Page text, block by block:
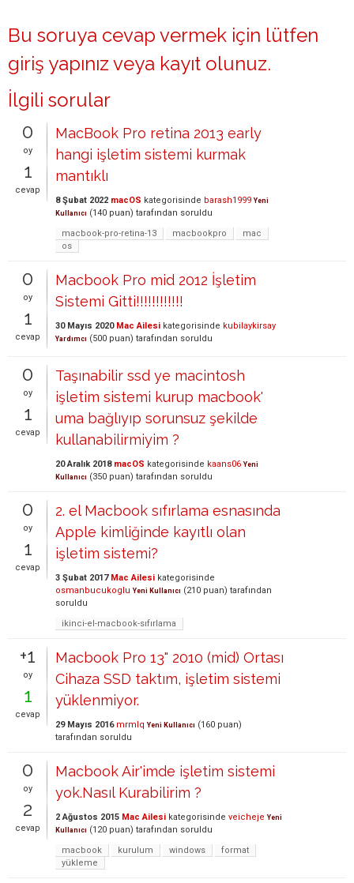
Bu soruya cevap vermek için lütfen
giriş yapınız veya kayıt olunuz.
İlgili sorular
0
oy
1
cevap
MacBook Pro retina 2013 early
hangi işletim sistemi kurmak
mantıklı
8 Şubat 2022 macOS kategorisinde barash1999 Yeni
Kullanıcı (140 puan) tarafından soruldu
macbook-pro-retina-13
macbookpro
mac
os
0
oy
1
cevap
Macbook Pro mid 2012 İşletim
Sistemi Gitti!!!!!!!!!!!!
30 Mayıs 2020 Mac Ailesi kategorisinde kubilaykirsay
Yardımcı (500 puan) tarafından soruldu
0
oy
1
cevap
Taşınabilir ssd ye macintosh
işletim sistemi kurup macbook'
uma bağlıyıp sorunsuz şekilde
kullanabilirmiyim ?
20 Aralık 2018 macOS kategorisinde kaans06 Yeni
Kullanıcı (350 puan) tarafından soruldu
0
oy
1
cevap
2. el Macbook sıfırlama esnasında
Apple kimliğinde kayıtlı olan
işletim sistemi?
3 Şubat 2017 Mac Ailesi kategorisinde
osmanbucukoglu Yeni Kullanıcı (210 puan) tarafından
soruldu
ikinci-el-macbook-sıfırlama
+1
oy
1
cevap
Macbook Pro 13" 2010 (mid) Ortası
Cihaza SSD taktım, işletim sistemi
yüklenmiyor.
29 Mayıs 2016 mrmlq Yeni Kullanıcı (160 puan)
tarafından soruldu
0
oy
2
cevap
Macbook Air'imde işletim sistemi
yok.Nasıl Kurabilirim ?
2 Ağustos 2015 Mac Ailesi kategorisinde veicheje Yeni
Kullanıcı (120 puan) tarafından soruldu
macbook
kurulum windows
format
yükleme